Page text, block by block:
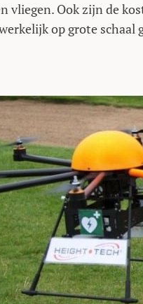
vliegen. Ook zijn de
op grote schaal